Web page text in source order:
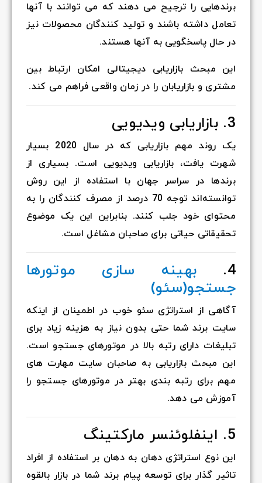
برندهایی را ترجیح می دهند که می توانند با آنها
تعامل داشته باشند و تولید کنندگان محصولات نیز
در حال پاسخگویی به آنها هستند.
این مبحث بازاریابی دیجیتالی امکان ارتباط بین
مشتری و بازاریابان را در زمان واقعی فراهم می کند.
3. بازاریابی ویدیویی
یک روند مهم بازاریابی که در سال 2020 بسیار
شهرت یافت، بازاریابی ویدیویی است. بسیاری از
برندها در سراسر جهان با استفاده از این روش
توانسته‌اند توجه 70 درصد از مصرف کنندگان را به
محتوای خود جلب کنند. بنابراین این یک موضوع
تحقیقاتی حیاتی برای صاحبان مشاغل است.
4.
بهینه سازی موتورها
جستجو(سئو)
آگاهی از استراتژی سئو خوب در اطمینان از اینکه
سایت برند شما حتی بدون نیاز به هزینه زیاد برای
تبلیغات دارای رتبه بالا در موتورهای جستجو است.
این مبحث بازاریابی به صاحبان سایت مهارت های
مهم برای رتبه بندی بهتر در موتورهای جستجو را
آموزش می دهد.
5. اینفلوئنسر مارکتینگ
این نوع استراتژی دهان به دهان بر استفاده از افراد
تاثیر گذار برای توسعه پیام برند شما در بازار بالقوه